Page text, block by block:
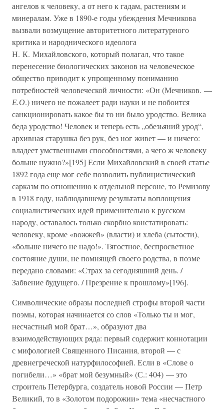
ангелов к человеку, а от него к гадам, растениям и
минералам. Уже в 1890-е годы убеждения Мечникова
вызвали возмущение авторитетного литературного
критика и народнического идеолога
Н. К. Михайловского, который полагал, что такое
перенесение биологических законов на человеческое
общество приводит к упрощенному пониманию
потребностей человеческой личности: «Он (Мечников. —
Е.О.) ничего не пожалеет ради науки и не побоится
санкционировать какое бы то ни было уродство. Велика
беда уродство! Человек и теперь есть „обезьяний урод“,
архивная старушка без рук, без ног живет — и ничего:
владеет умственными способностями, а чего ж человеку
больше нужно?»[195] Если Михайловский в своей статье
1892 года еще мог себе позволить публицистический
сарказм по отношению к отдельной персоне, то Ремизову
в 1918 году, наблюдавшему результаты воплощения
социалистических идей применительно к русском
народу, оставалось только скорбно констатировать:
человеку, кроме «вожжей» (власти) и хлеба (сытости),
«больше ничего не надо!». Тягостное, беспросветное
состояние души, не помнящей своего родства, в поэме
передано словами: «Страх за сегодняшний день. /
Забвение будущего. / Презрение к прошлому»[196].
Символические образы последней строфы второй части
поэмы, которая начинается со слов «Только ты и мог,
несчастный мой брат…», образуют два
взаимодействующих ряда: первый содержит коннотации
с мифологией Священного Писания, второй — с
древнегреческой натурфилософией. Если в «Слове о
погибели…» «брат мой безумный» (С.: 404) — это
строитель Петербурга, создатель новой России — Петр
Великий, то в «Золотом подорожии» тема «несчастного